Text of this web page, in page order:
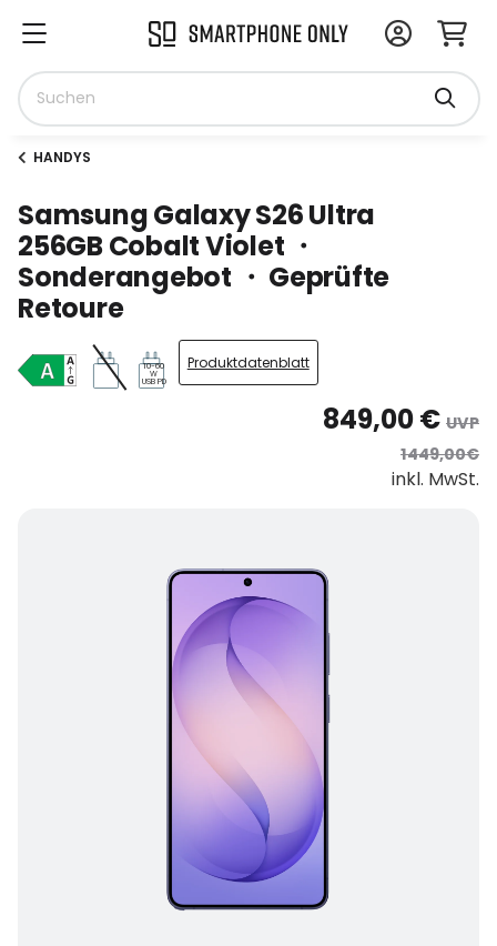
HANDYS
Samsung Galaxy S26 Ultra
256GB Cobalt Violet ・
Sonderangebot ・ Geprüfte
Retoure
10-60
W
USB PD
Produktdatenblatt
849,00 € UVP
1449,00€
inkl. MwSt.